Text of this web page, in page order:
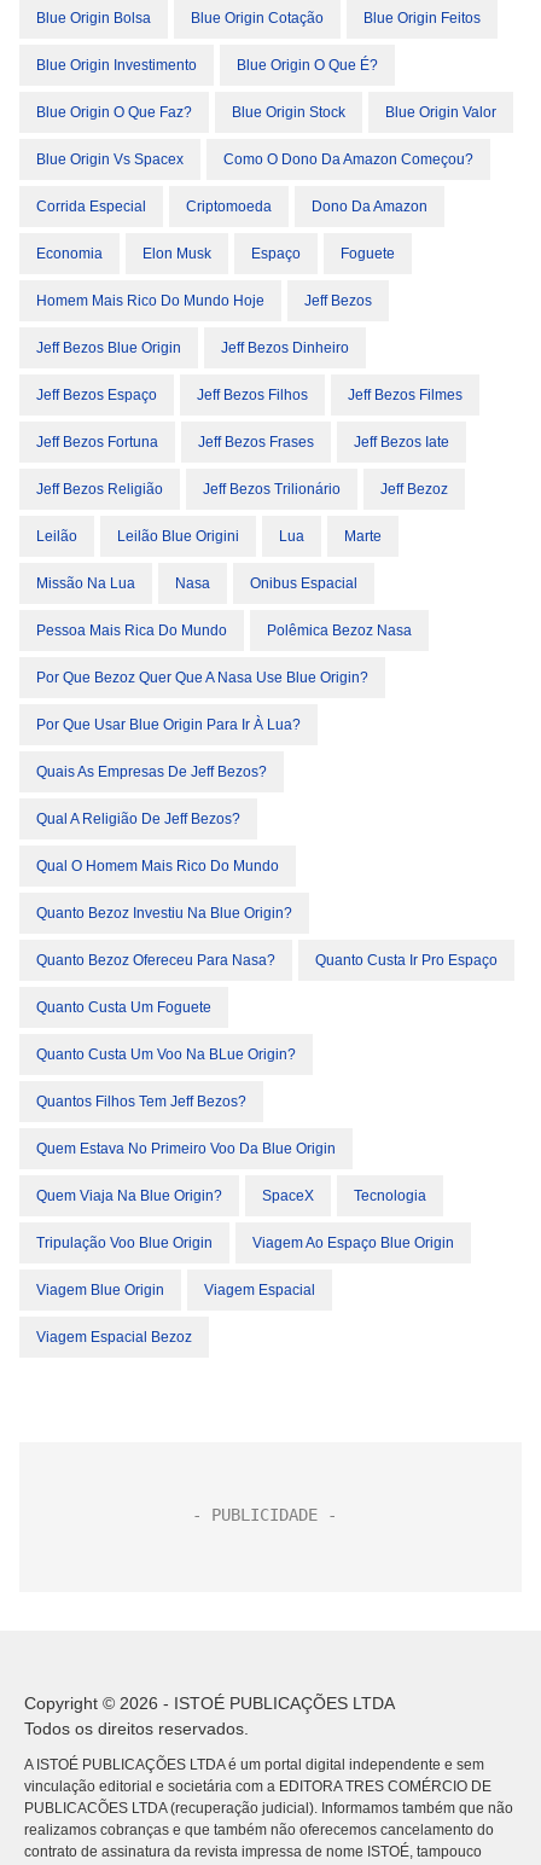
Blue Origin Bolsa Blue Origin Cotação Blue Origin Feitos
Blue Origin Investimento Blue Origin O Que É?
Blue Origin O Que Faz? Blue Origin Stock Blue Origin Valor
Blue Origin Vs Spacex Como O Dono Da Amazon Começou?
Corrida Especial Criptomoeda Dono Da Amazon
Economia Elon Musk Espaço Foguete
Homem Mais Rico Do Mundo Hoje Jeff Bezos
Jeff Bezos Blue Origin Jeff Bezos Dinheiro
Jeff Bezos Espaço Jeff Bezos Filhos Jeff Bezos Filmes
Jeff Bezos Fortuna Jeff Bezos Frases Jeff Bezos Iate
Jeff Bezos Religião Jeff Bezos Trilionário Jeff Bezoz
Leilão Leilão Blue Origini Lua Marte
Missão Na Lua Nasa Onibus Espacial
Pessoa Mais Rica Do Mundo Polêmica Bezoz Nasa
Por Que Bezoz Quer Que A Nasa Use Blue Origin?
Por Que Usar Blue Origin Para Ir À Lua?
Quais As Empresas De Jeff Bezos?
Qual A Religião De Jeff Bezos?
Qual O Homem Mais Rico Do Mundo
Quanto Bezoz Investiu Na Blue Origin?
Quanto Bezoz Ofereceu Para Nasa? Quanto Custa Ir Pro Espaço
Quanto Custa Um Foguete
Quanto Custa Um Voo Na BLue Origin?
Quantos Filhos Tem Jeff Bezos?
Quem Estava No Primeiro Voo Da Blue Origin
Quem Viaja Na Blue Origin? SpaceX Tecnologia
Tripulação Voo Blue Origin Viagem Ao Espaço Blue Origin
Viagem Blue Origin Viagem Espacial
Viagem Espacial Bezoz
Copyright © 2026 - ISTOÉ PUBLICAÇÕES LTDA
Todos os direitos reservados.
A ISTOÉ PUBLICAÇÕES LTDA é um portal digital independente e sem
vinculação editorial e societária com a EDITORA TRES COMÉRCIO DE
PUBLICACÕES LTDA (recuperação judicial). Informamos também que não
realizamos cobranças e que também não oferecemos cancelamento do
contrato de assinatura da revista impressa de nome ISTOÉ, tampouco